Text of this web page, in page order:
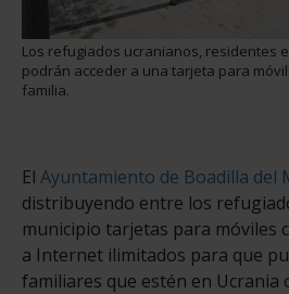
Los refugiados ucranianos, residentes
podrán acceder a una tarjeta para
familia.
El Ayuntamiento de Boadilla del
distribuyendo entre los
municipio tarjetas para móviles
a Internet ilimitados para que
familiares que estén en Ucrania